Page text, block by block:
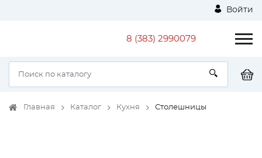
Войти
8 (383) 2990079
Главная Каталог Кухня Столешницы